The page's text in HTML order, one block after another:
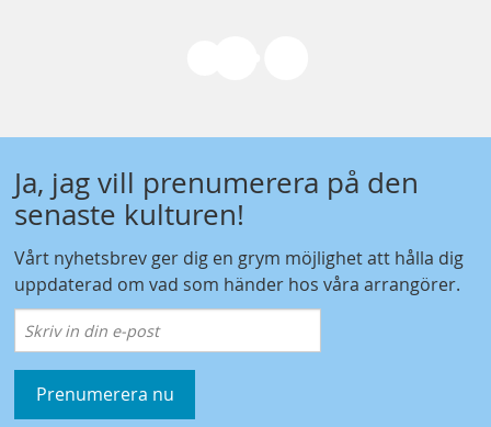
Ja, jag vill prenumerera på den
senaste kulturen!
Vårt nyhetsbrev ger dig en grym möjlighet att hålla dig
uppdaterad om vad som händer hos våra arrangörer.
Prenumerera nu